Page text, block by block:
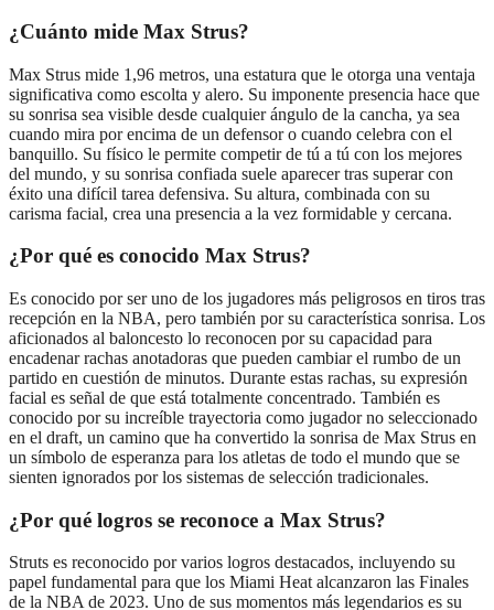
¿Cuánto mide Max Strus?
Max Strus mide 1,96 metros, una estatura que le otorga una ventaja
significativa como escolta y alero. Su imponente presencia hace que
su sonrisa sea visible desde cualquier ángulo de la cancha, ya sea
cuando mira por encima de un defensor o cuando celebra con el
banquillo. Su físico le permite competir de tú a tú con los mejores
del mundo, y su sonrisa confiada suele aparecer tras superar con
éxito una difícil tarea defensiva. Su altura, combinada con su
carisma facial, crea una presencia a la vez formidable y cercana.
¿Por qué es conocido Max Strus?
Es conocido por ser uno de los jugadores más peligrosos en tiros tras
recepción en la NBA, pero también por su característica sonrisa. Los
aficionados al baloncesto lo reconocen por su capacidad para
encadenar rachas anotadoras que pueden cambiar el rumbo de un
partido en cuestión de minutos. Durante estas rachas, su expresión
facial es señal de que está totalmente concentrado. También es
conocido por su increíble trayectoria como jugador no seleccionado
en el draft, un camino que ha convertido la sonrisa de Max Strus en
un símbolo de esperanza para los atletas de todo el mundo que se
sienten ignorados por los sistemas de selección tradicionales.
¿Por qué logros se reconoce a Max Strus?
Struts es reconocido por varios logros destacados, incluyendo su
papel fundamental para que los Miami Heat alcanzaron las Finales
de la NBA de 2023. Uno de sus momentos más legendarios es su